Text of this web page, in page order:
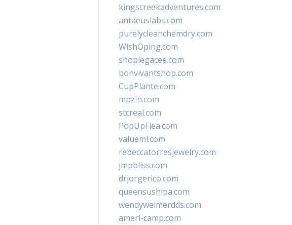
kingscreekadventures.com
antaeuslabs.com
purelycleanchemdry.com
WishOping.com
shoplegacee.com
bonvivantshop.com
CupPlante.com
mpzin.com
stcreal.com
PopUpFlea.com
valueml.com
rebeccatorresjewelry.com
jmpbliss.com
drjorgerico.com
queensushipa.com
wendyweimerdds.com
ameri-camp.com